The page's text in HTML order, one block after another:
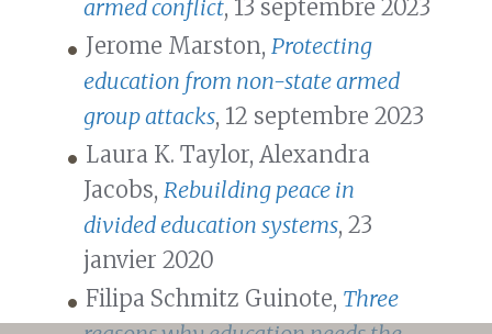
armed conflict, 13 septembre 2023
Jerome Marston, Protecting
education from non-state armed
group attacks, 12 septembre 2023
Laura K. Taylor, Alexandra
Jacobs, Rebuilding peace in
divided education systems, 23
janvier 2020
Filipa Schmitz Guinote, Three